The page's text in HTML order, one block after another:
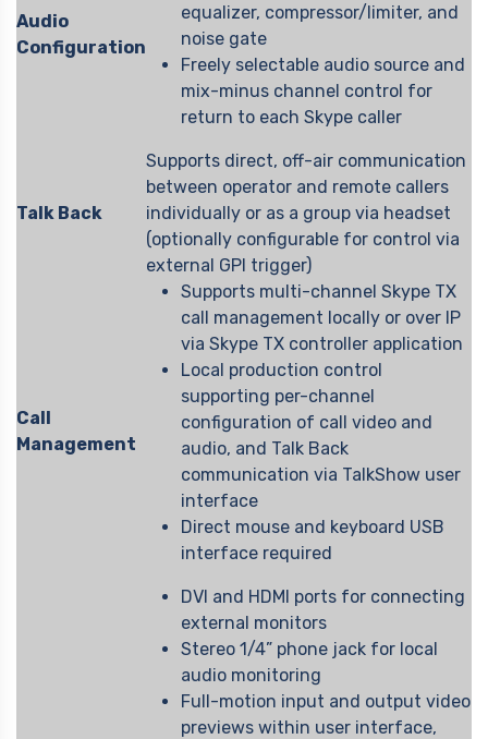
Audio
Configuration
equalizer, compressor/limiter, and
noise gate
Freely selectable audio source and
mix-minus channel control for
return to each Skype caller
Talk Back
Supports direct, off-air communication
between operator and remote callers
individually or as a group via headset
(optionally configurable for control via
external GPI trigger)
Call
Management
Supports multi-channel Skype TX
call management locally or over IP
via Skype TX controller application
Local production control
supporting per-channel
configuration of call video and
audio, and Talk Back
communication via TalkShow user
interface
Direct mouse and keyboard USB
interface required
DVI and HDMI ports for connecting
external monitors
Stereo 1/4” phone jack for local
audio monitoring
Full-motion input and output video
previews within user interface,